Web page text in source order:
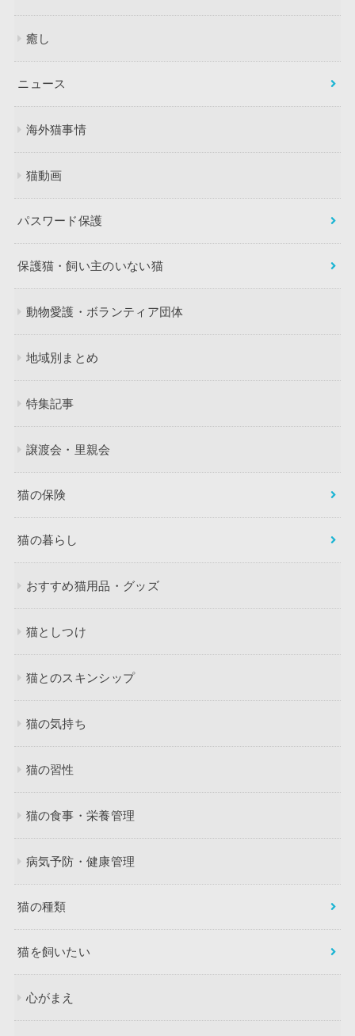
癒し
ニュース
海外猫事情
猫動画
パスワード保護
保護猫・飼い主のいない猫
動物愛護・ボランティア団体
地域別まとめ
特集記事
譲渡会・里親会
猫の保険
猫の暮らし
おすすめ猫用品・グッズ
猫としつけ
猫とのスキンシップ
猫の気持ち
猫の習性
猫の食事・栄養管理
病気予防・健康管理
猫の種類
猫を飼いたい
心がまえ